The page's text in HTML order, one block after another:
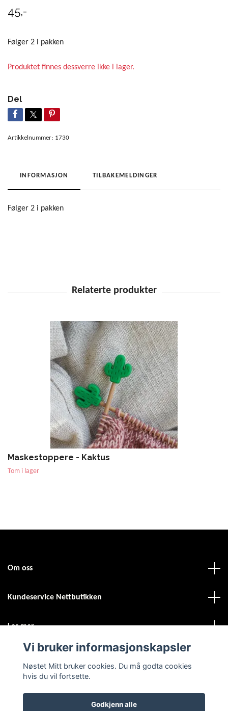
45,-
Følger 2 i pakken
Produktet finnes dessverre ikke i lager.
Del
Artikkelnummer: 1730
INFORMASJON TILBAKEMELDINGER
Følger 2 i pakken
Maskestoppere - Kaktus
Tom i lager
Om oss
Kundeservice Nettbutikken
Les mer
Vi bruker informasjonskapsler
Nøstet Mitt bruker cookies. Du må godta cookies
hvis du vil fortsette.
Godkjenn alle